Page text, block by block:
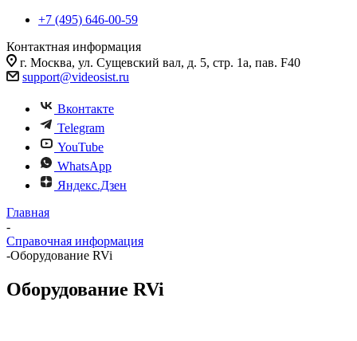
+7 (495) 646-00-59
Контактная информация
г. Москва, ул. Сущевский вал, д. 5, стр. 1а, пав. F40
support@videosist.ru
Вконтакте
Telegram
YouTube
WhatsApp
Яндекс.Дзен
Главная
-
Справочная информация
-Оборудование RVi
Оборудование RVi